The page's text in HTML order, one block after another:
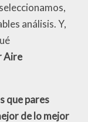
análisis. Y,
Aire
que pares
de lo mejor